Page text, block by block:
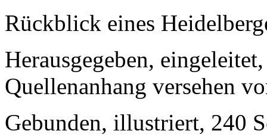
Rückblick eines
Herausgegeben,
Quellenanhang versehen
Gebunden, illustriert, 240